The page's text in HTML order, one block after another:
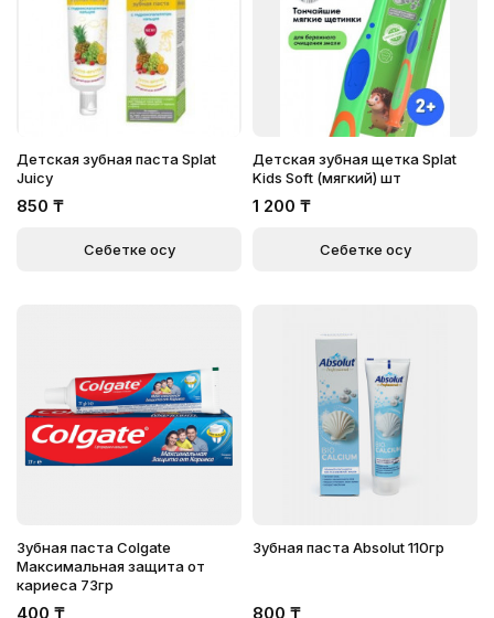
Детская зубная паста Splat
Juicy
850 ₸
Себетке қосу
Детская зубная щетка Splat
Kids Soft (мягкий) шт
1 200 ₸
Себетке қосу
Зубная паста Colgate
Максимальная защита от
кариеса 73гр
400 ₸
Зубная паста Absolut 110гр
800 ₸